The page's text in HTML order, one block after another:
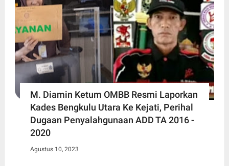
M. Diamin Ketum OMBB Resmi Laporkan
Kades Bengkulu Utara Ke Kejati, Perihal
Dugaan Penyalahgunaan ADD TA 2016 -
2020
Agustus 10, 2023